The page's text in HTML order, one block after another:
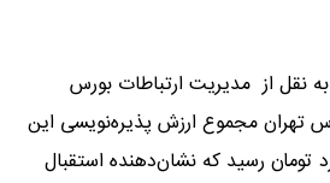
به نقل از مدیریت ارتباطات بورس
تهران مجموع ارزش پذیره‌نویسی این
رقم ۹۹۸ میلیارد تومان رسید که نشان‌دهنده استقبال